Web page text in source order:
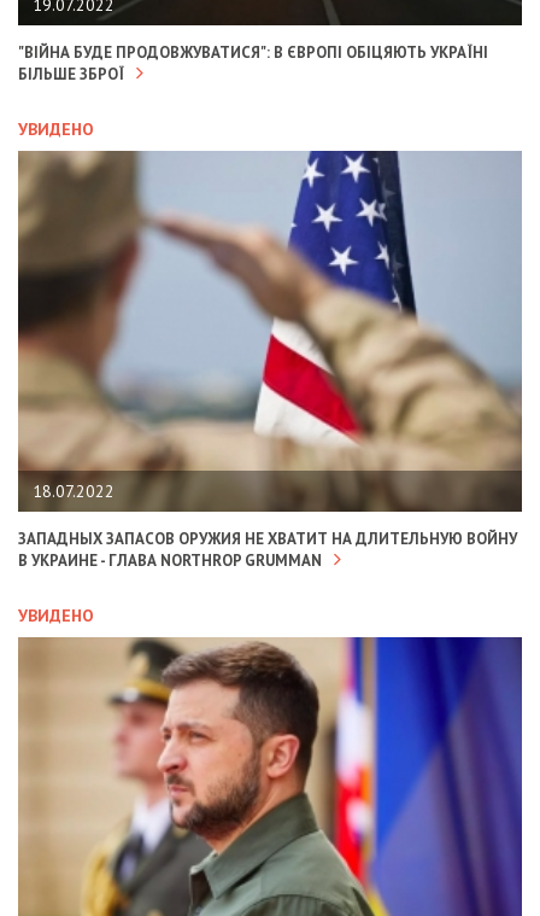
19.07.2022
"ВІЙНА БУДЕ ПРОДОВЖУВАТИСЯ": В ЄВРОПІ ОБІЦЯЮТЬ УКРАЇНІ
БІЛЬШЕ ЗБРОЇ
УВИДЕНО
18.07.2022
ЗАПАДНЫХ ЗАПАСОВ ОРУЖИЯ НЕ ХВАТИТ НА ДЛИТЕЛЬНУЮ ВОЙНУ
В УКРАИНЕ - ГЛАВА NORTHROP GRUMMAN
УВИДЕНО